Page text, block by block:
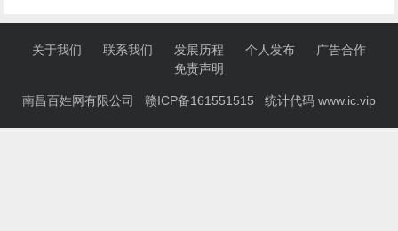
关于我们 联系我们 发展历程 个人发布
广告合作
免责声明
南昌百姓网有限公司 赣ICP备161551515 统计代码 www.ic.vip